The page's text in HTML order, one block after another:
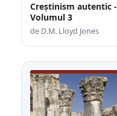
Creștinism autentic -
Volumul 3
de D.M. Lloyd Jones